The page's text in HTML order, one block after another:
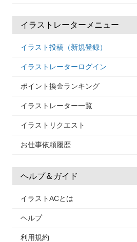
イラストレーターメニュー
イラスト投稿（新規登録）
イラストレーターログイン
ポイント換金ランキング
イラストレーター一覧
イラストリクエスト
お仕事依頼履歴
ヘルプ＆ガイド
イラストACとは
ヘルプ
利用規約